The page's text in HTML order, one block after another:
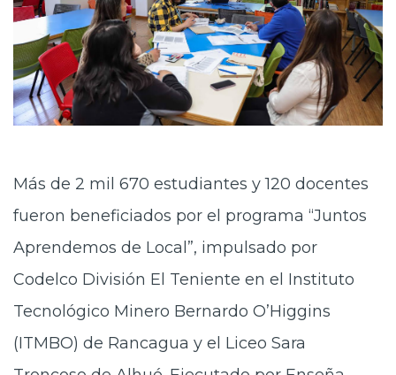
Más de 2 mil 670 estudiantes y 120 docentes
fueron beneficiados por el programa “Juntos
Aprendemos de Local”, impulsado por
Codelco División El Teniente en el Instituto
Tecnológico Minero Bernardo O’Higgins
(ITMBO) de Rancagua y el Liceo Sara